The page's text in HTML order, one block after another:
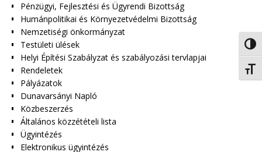
Pénzügyi, Fejlesztési és Ügyrendi Bizottság
Humánpolitikai és Környezetvédelmi Bizottság
Nemzetiségi önkormányzat
Testületi ülések
Helyi Építési Szabályzat és szabályozási tervlapjai
Rendeletek
Pályázatok
Dunavarsányi Napló
Közbeszerzés
Általános közzétételi lista
Ügyintézés
Elektronikus ügyintézés